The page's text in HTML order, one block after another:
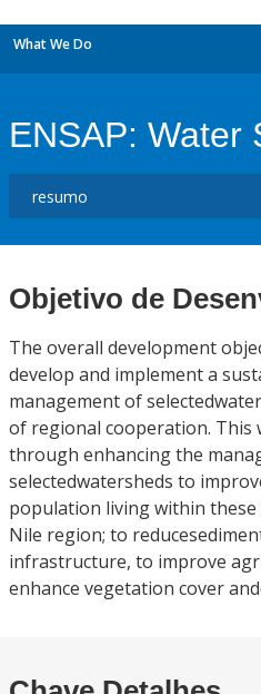
What We Do
ENSAP: Water
Objetivo de
The overall development
develop and implement a
management of
of regional cooperation. This
through enhancing the
selectedwatersheds to
population living within
Nile region; to
infrastructure, to improve
enhance vegetation cover